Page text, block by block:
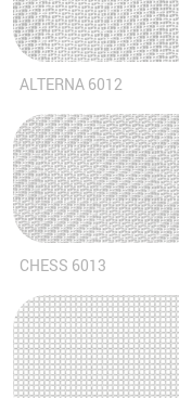
ALTERNA 6012
CHESS 6013